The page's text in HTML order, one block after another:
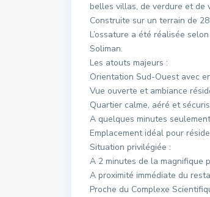
belles villas, de verdure et de
Construite sur un terrain de
L’ossature a été réalisée
Soliman.
Les atouts majeurs :
Orientation Sud-Ouest avec
Vue ouverte et ambiance
Quartier calme, aéré et
A quelques minutes
Emplacement idéal pour
Situation privilégiée :
A 2 minutes de la magnifique
A proximité immédiate du
Proche du Complexe